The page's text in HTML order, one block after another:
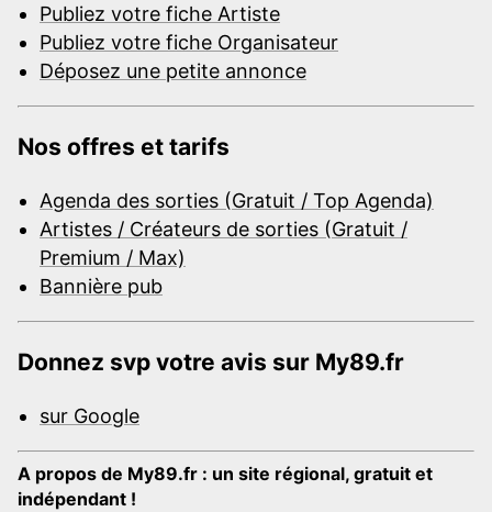
Publiez votre fiche Artiste
Publiez votre fiche Organisateur
Déposez une petite annonce
Nos offres et tarifs
Agenda des sorties (Gratuit / Top Agenda)
Artistes / Créateurs de sorties (Gratuit /
Premium / Max)
Bannière pub
Donnez svp votre avis sur My89.fr
sur Google
A propos de My89.fr : un site régional, gratuit et
indépendant !